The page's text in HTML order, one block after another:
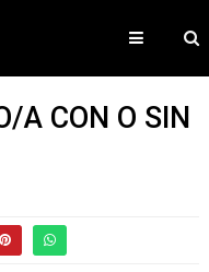
A CON O SIN